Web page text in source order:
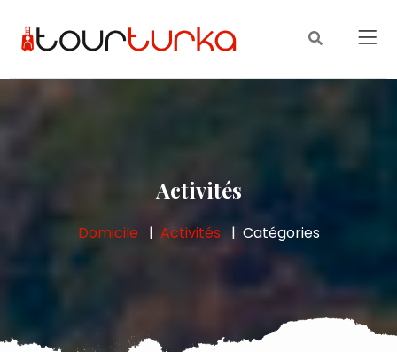
Activités
Domicile Activités Catégories